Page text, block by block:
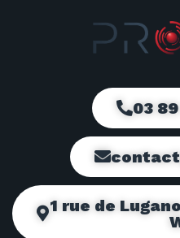
03
1 rue de